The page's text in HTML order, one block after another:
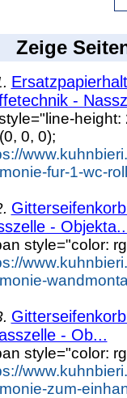
Zeige
-
0, 0);
fur-1-wc-
-
style="color:
- Ob...
style="color:
zum-